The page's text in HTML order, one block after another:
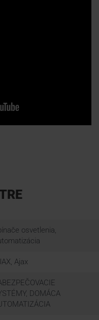
osvetlenia,
Ajax
DOMÁCA